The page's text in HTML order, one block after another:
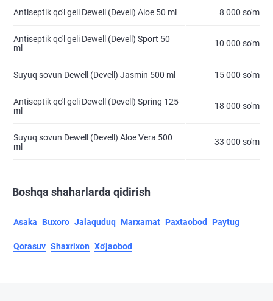
Antiseptik qo'l geli Dewell (Devell) Aloe 50 ml 8 000 so'm
Antiseptik qo'l geli Dewell (Devell) Sport 50
ml
10 000 so'm
Suyuq sovun Dewell (Devell) Jasmin 500 ml 15 000 so'm
Antiseptik qo'l geli Dewell (Devell) Spring 125
ml
18 000 so'm
Suyuq sovun Dewell (Devell) Aloe Vera 500
ml
33 000 so'm
Boshqa shaharlarda qidirish
Asaka Buxoro Jalaquduq Marxamat Paxtaobod Paytug
Qorasuv Shaxrixon Xo'jaobod